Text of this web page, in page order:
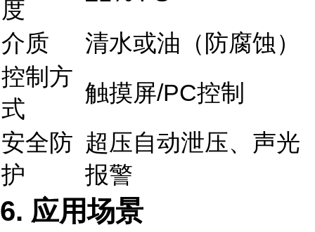
度
介质
清水或油（防腐蚀）
控制方
式
触摸屏/PC控制
安全防
护
超压自动泄压、声光
报警
6. 应用场景